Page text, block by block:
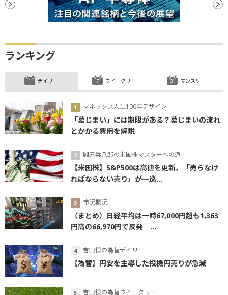
ランキング
デイリー
マネックス人生100年デザイン
「墓じまい」には期限がある？墓じまいの流れ
とかかる費用を解説
岡元兵八郎の米国株マスターへの道
【米国株】S&P500は高値を更新、「売らなけ
ればならない売り」が一巡...
市況概況
（まとめ）日経平均は一時67,000円超も1,363
円高の66,970円で反発 ...
吉田恒の為替デイリー
【為替】円安を主導した投機円売りが急減
吉田恒の為替ウイークリー
ウイークリー マンスリー